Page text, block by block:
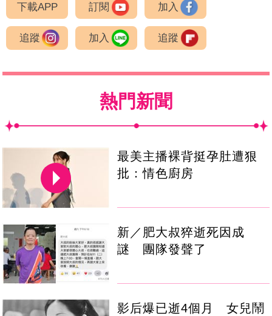
下載APP 訂閱 加入
追蹤 加入 追蹤
熱門新聞
最美主播裸背挺孕肚遭狠
批：情色廚房
新／肥大叔猝逝死因成
謎 團隊發聲了
影后爆已逝4個月 女兒鬧